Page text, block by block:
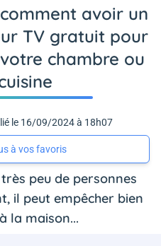
avoir un
TV gratuit pour
chambre ou
le 16/09/2024 à 18h07
à vos favoris
peu de personnes
il peut empêcher bien
la maison...